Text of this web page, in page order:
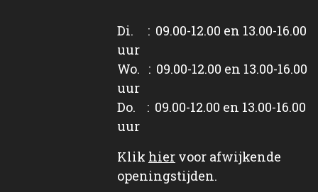
Di. : 09.00-12.00 en 13.00-16.00
uur
Wo. : 09.00-12.00 en 13.00-16.00
uur
Do. : 09.00-12.00 en 13.00-16.00
uur
Klik hier voor afwijkende
openingstijden.